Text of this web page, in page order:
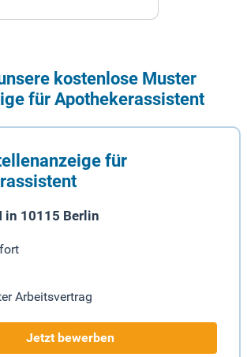
kostenlose Muster
für Apothekerassistent
für
in 10115 Berlin
Arbeitsvertrag
Jetzt bewerben